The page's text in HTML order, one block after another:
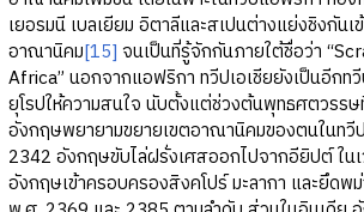
เยอรมนี เบลเยียม อิตาลีและสเปนต่างแย่งชิงกัน
อาณานิคม[15] จนเป็นที่รู้จักกันภายใต้ชื่อว่า
Africa” นอกจากแอฟริกา ทวีปเอเชียยังเป็นอีกท
ยุโรปให้ความสนใจ นับตั้งแต่ช่วงต้นพุทธศตวรร
อังกฤษพยายามขยายเขตอาณานิคมของตนในทวี
2342 อังกฤษขับไล่ฝรั่งเศสออกไปจากอียิปต์ ในเ
อังกฤษเข้าครอบครองสิงคโปร์ มะลากา และยึดพ